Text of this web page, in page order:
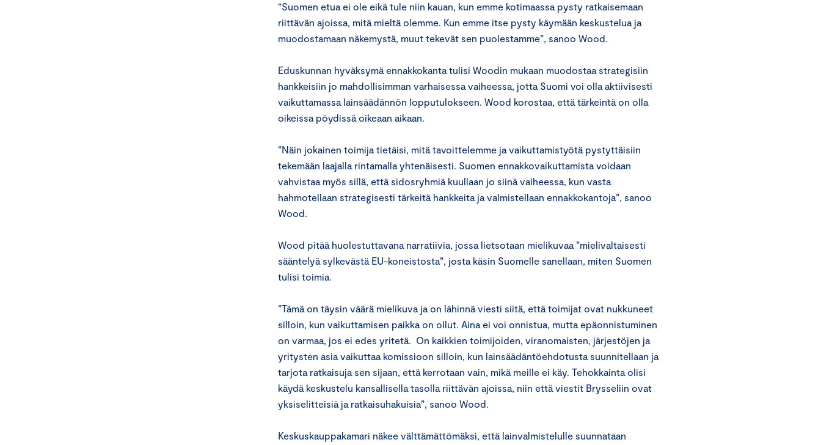
“Suomen etua ei ole eikä tule niin kauan, kun emme kotimaassa pysty ratkaisemaan
riittävän ajoissa, mitä mieltä olemme. Kun emme itse pysty käymään keskustelua ja
muodostamaan näkemystä, muut tekevät sen puolestamme”, sanoo Wood.
Eduskunnan hyväksymä ennakkokanta tulisi Woodin mukaan muodostaa strategisiin
hankkeisiin jo mahdollisimman varhaisessa vaiheessa, jotta Suomi voi olla aktiivisesti
vaikuttamassa lainsäädännön lopputulokseen. Wood korostaa, että tärkeintä on olla
oikeissa pöydissä oikeaan aikaan.
”Näin jokainen toimija tietäisi, mitä tavoittelemme ja vaikuttamistyötä pystyttäisiin
tekemään laajalla rintamalla yhtenäisesti. Suomen ennakkovaikuttamista voidaan
vahvistaa myös sillä, että sidosryhmiä kuullaan jo siinä vaiheessa, kun vasta
hahmotellaan strategisesti tärkeitä hankkeita ja valmistellaan ennakkokantoja”, sanoo
Wood.
Wood pitää huolestuttavana narratiivia, jossa lietsotaan mielikuvaa ”mielivaltaisesti
sääntelyä sylkevästä EU-koneistosta”, josta käsin Suomelle sanellaan, miten Suomen
tulisi toimia.
”Tämä on täysin väärä mielikuva ja on lähinnä viesti siitä, että toimijat ovat nukkuneet
silloin, kun vaikuttamisen paikka on ollut. Aina ei voi onnistua, mutta epäonnistuminen
on varmaa, jos ei edes yritetä. On kaikkien toimijoiden, viranomaisten, järjestöjen ja
yritysten asia vaikuttaa komissioon silloin, kun lainsäädäntöehdotusta suunnitellaan ja
tarjota ratkaisuja sen sijaan, että kerrotaan vain, mikä meille ei käy. Tehokkainta olisi
käydä keskustelu kansallisella tasolla riittävän ajoissa, niin että viestit Brysseliin ovat
yksiselitteisiä ja ratkaisuhakuisia”, sanoo Wood.
Keskuskauppakamari näkee välttämättömäksi, että lainvalmistelulle suunnataan